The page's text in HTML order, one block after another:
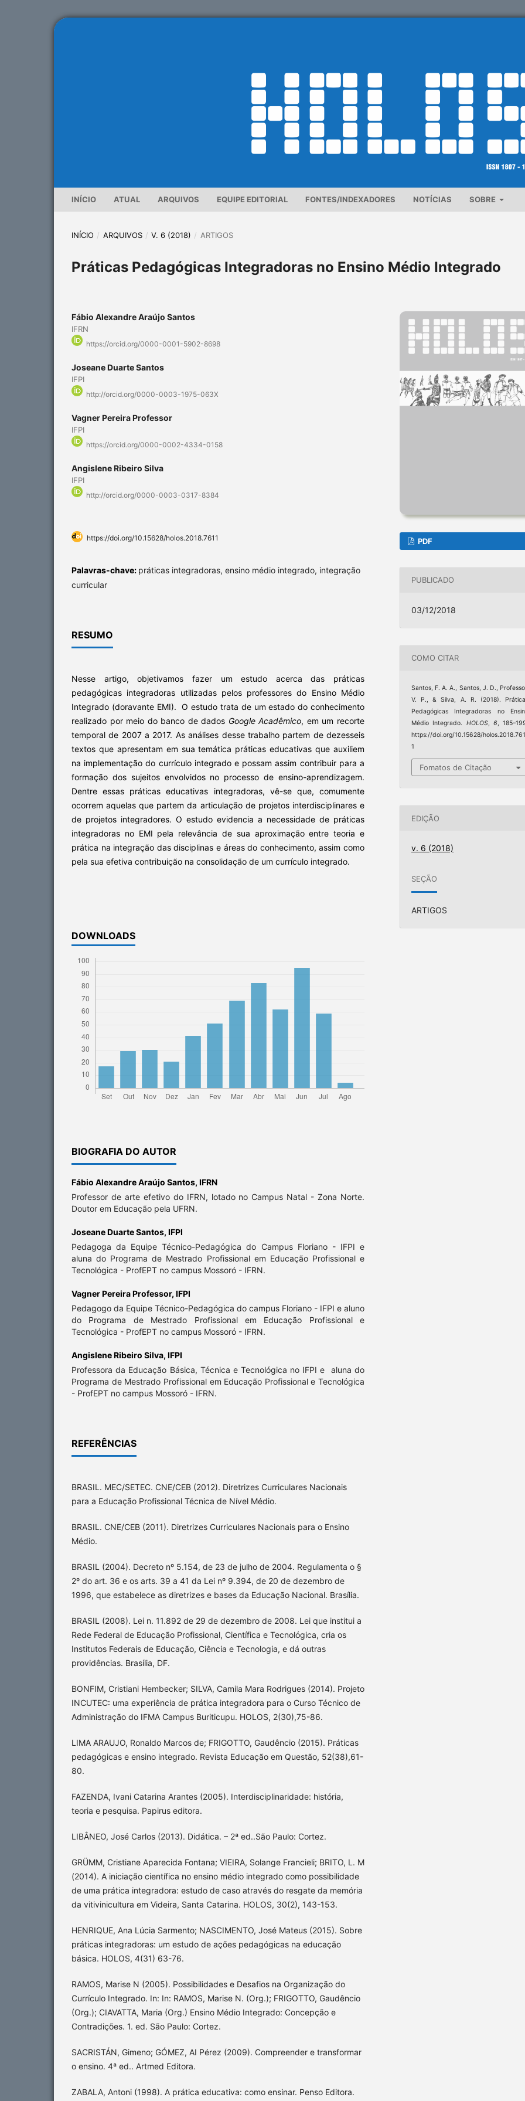
INÍCIO ATUAL ARQUIVOS EQUIPE EDITORIAL FONTES/INDEXADORES NOTÍCIAS SOBRE
INÍCIO / ARQUIVOS / V. 6 (2018) / ARTIGOS
Práticas Pedagógicas Integradoras no Ensino Médio Integrado
Fábio Alexandre Araújo Santos
IFRN
https://orcid.org/0000-0001-5902-8698
Joseane Duarte Santos
IFPI
http://orcid.org/0000-0003-1975-063X
Vagner Pereira Professor
IFPI
https://orcid.org/0000-0002-4334-0158
Angislene Ribeiro Silva
IFPI
http://orcid.org/0000-0003-0317-8384
https://doi.org/10.15628/holos.2018.7611
Palavras-chave: práticas integradoras, ensino médio integrado, integração
curricular
RESUMO
Nesse artigo, objetivamos fazer um estudo acerca das práticas
pedagógicas integradoras utilizadas pelos professores do Ensino Médio
Integrado (doravante EMI). O estudo trata de um estado do conhecimento
realizado por meio do banco de dados Google Acadêmico, em um recorte
temporal de 2007 a 2017. As análises desse trabalho partem de dezesseis
textos que apresentam em sua temática práticas educativas que auxiliem
na implementação do currículo integrado e possam assim contribuir para a
formação dos sujeitos envolvidos no processo de ensino-aprendizagem.
Dentre essas práticas educativas integradoras, vê-se que, comumente
ocorrem aquelas que partem da articulação de projetos interdisciplinares e
de projetos integradores. O estudo evidencia a necessidade de práticas
integradoras no EMI pela relevância de sua aproximação entre teoria e
prática na integração das disciplinas e áreas do conhecimento, assim como
pela sua efetiva contribuição na consolidação de um currículo integrado.
DOWNLOADS
BIOGRAFIA DO AUTOR
Fábio Alexandre Araújo Santos, IFRN
Professor de arte efetivo do IFRN, lotado no Campus Natal - Zona Norte.
Doutor em Educação pela UFRN.
Joseane Duarte Santos, IFPI
Pedagoga da Equipe Técnico-Pedagógica do Campus Floriano - IFPI e
aluna do Programa de Mestrado Profissional em Educação Profissional e
Tecnológica - ProfEPT no campus Mossoró - IFRN.
Vagner Pereira Professor, IFPI
Pedagogo da Equipe Técnico-Pedagógica do campus Floriano - IFPI e aluno
do Programa de Mestrado Profissional em Educação Profissional e
Tecnológica - ProfEPT no campus Mossoró - IFRN.
Angislene Ribeiro Silva, IFPI
Professora da Educação Básica, Técnica e Tecnológica no IFPI e aluna do
Programa de Mestrado Profissional em Educação Profissional e Tecnológica
- ProfEPT no campus Mossoró - IFRN.
REFERÊNCIAS
BRASIL. MEC/SETEC. CNE/CEB (2012). Diretrizes Curriculares Nacionais
para a Educação Profissional Técnica de Nível Médio.
BRASIL. CNE/CEB (2011). Diretrizes Curriculares Nacionais para o Ensino
Médio.
BRASIL (2004). Decreto nº 5.154, de 23 de julho de 2004. Regulamenta o §
2º do art. 36 e os arts. 39 a 41 da Lei nº 9.394, de 20 de dezembro de
1996, que estabelece as diretrizes e bases da Educação Nacional. Brasília.
BRASIL (2008). Lei n. 11.892 de 29 de dezembro de 2008. Lei que institui a
Rede Federal de Educação Profissional, Científica e Tecnológica, cria os
Institutos Federais de Educação, Ciência e Tecnologia, e dá outras
providências. Brasília, DF.
BONFIM, Cristiani Hembecker; SILVA, Camila Mara Rodrigues (2014). Projeto
INCUTEC: uma experiência de prática integradora para o Curso Técnico de
Administração do IFMA Campus Buriticupu. HOLOS, 2(30),75-86.
LIMA ARAUJO, Ronaldo Marcos de; FRIGOTTO, Gaudêncio (2015). Práticas
pedagógicas e ensino integrado. Revista Educação em Questão, 52(38),61-
80.
FAZENDA, Ivani Catarina Arantes (2005). Interdisciplinaridade: história,
teoria e pesquisa. Papirus editora.
LIBÂNEO, José Carlos (2013). Didática. – 2ª ed..São Paulo: Cortez.
GRÜMM, Cristiane Aparecida Fontana; VIEIRA, Solange Francieli; BRITO, L. M
(2014). A iniciação científica no ensino médio integrado como possibilidade
de uma prática integradora: estudo de caso através do resgate da memória
da vitivinicultura em Videira, Santa Catarina. HOLOS, 30(2), 143-153.
HENRIQUE, Ana Lúcia Sarmento; NASCIMENTO, José Mateus (2015). Sobre
práticas integradoras: um estudo de ações pedagógicas na educação
básica. HOLOS, 4(31) 63-76.
RAMOS, Marise N (2005). Possibilidades e Desafios na Organização do
Currículo Integrado. In: In: RAMOS, Marise N. (Org.); FRIGOTTO, Gaudêncio
(Org.); CIAVATTA, Maria (Org.) Ensino Médio Integrado: Concepção e
Contradições. 1. ed. São Paulo: Cortez.
SACRISTÁN, Gimeno; GÓMEZ, AI Pérez (2009). Compreender e transformar
o ensino. 4ª ed.. Artmed Editora.
ZABALA, Antoni (1998). A prática educativa: como ensinar. Penso Editora.
PDF
PUBLICADO
03/12/2018
COMO CITAR
Santos, F. A. A., Santos, J. D.,
V. P., & Silva, A. R. (2018).
Pedagógicas Integradoras no
Médio Integrado. HOLOS, 6 ,
https://doi.org/10.15628/holos.2018.761
1
Fomatos de Citação
EDIÇÃO
v. 6 (2018)
SEÇÃO
ARTIGOS